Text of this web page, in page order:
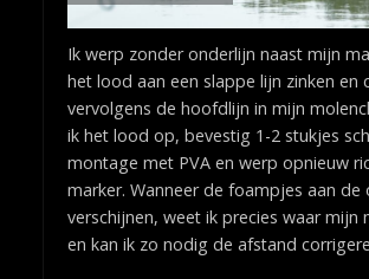
Ik werp zonder onderlijn naast mijn
het lood aan een slappe lijn zinken en
vervolgens de hoofdlijn in mijn
ik het lood op, bevestig 1-2 stukjes
montage met PVA en werp opnieuw
marker. Wanneer de foampjes aan de
verschijnen, weet ik precies waar mijn
en kan ik zo nodig de afstand